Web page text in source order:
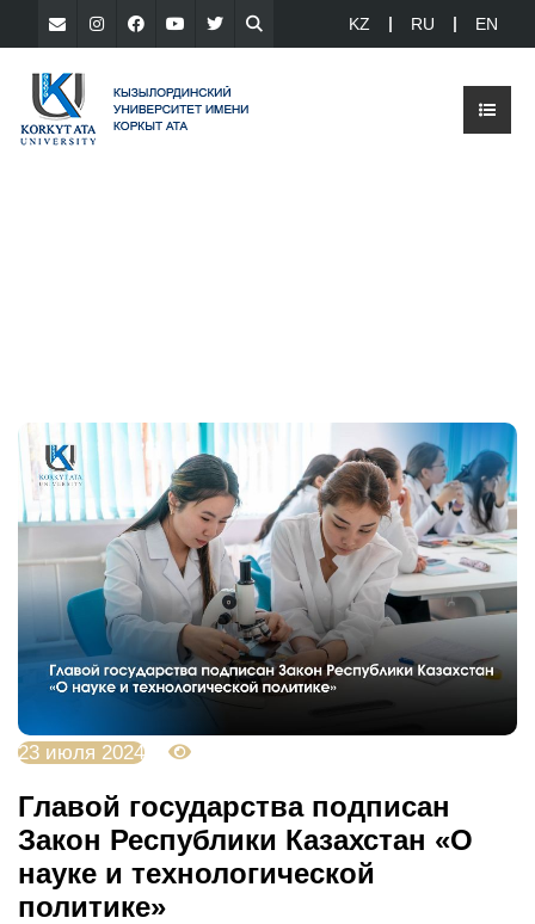
KZ RU EN
23 июля 2024
Главой государства подписан
Закон Республики Казахстан «О
науке и технологической
политике»